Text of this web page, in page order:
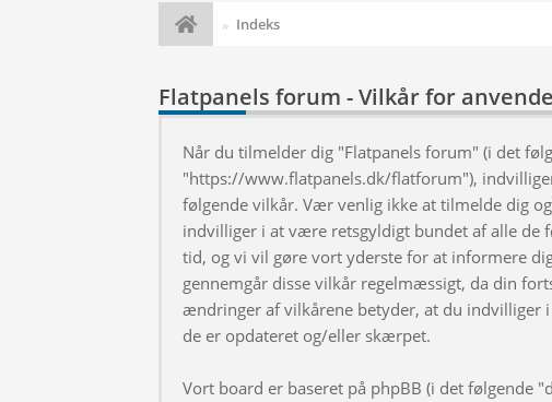
Indeks
Flatpanels forum - Vilkår for
Når du tilmelder dig "Flatpanels forum" (i det
"https://www.flatpanels.dk/flatforum"),
følgende vilkår. Vær venlig ikke at tilmelde dig
indvilliger i at være retsgyldigt bundet af alle de
tid, og vi vil gøre vort yderste for at informere
gennemgår disse vilkår regelmæssigt, da din
ændringer af vilkårene betyder, at du indvilliger
de er opdateret og/eller skærpet.
Vort board er baseret på phpBB (i det følgende